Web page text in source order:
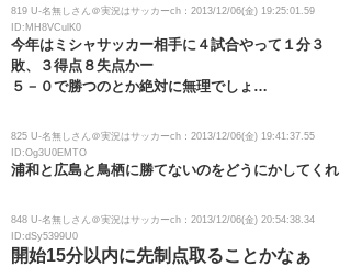
819 U-名無しさん＠実況はサッカーch：2013/12/06(金) 19:25:01.59
ID:MH8VCulK0
今年はミシャサッカー相手に４試合やって１分３
敗、３得点８失点かー
５－０で勝つのとか絶対に無理でしょ…
825 U-名無しさん＠実況はサッカーch：2013/12/06(金) 19:41:37.55
ID:Og3U0EMTO
浦和と広島と鳥栖に勝てないのをどうにかしてくれ
848 U-名無しさん＠実況はサッカーch：2013/12/06(金) 20:54:38.34
ID:dSy5399U0
開始15分以内に先制点取ることかなぁ